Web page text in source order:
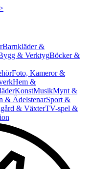
Barnkläder &
& VerktygBöcker &
Foto, Kameror &
Hem &
KonstMusikMynt &
& ÄdelstenarSport &
& VäxterTV-spel &